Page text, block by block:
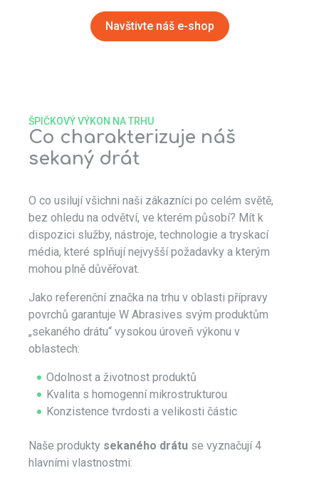
Navštivte náš e-shop
Co charakterizuje náš
sekaný drát
ŠPIČKOVÝ VÝKON NA TRHU
O co usilují všichni naši zákazníci po celém světě,
bez ohledu na odvětví, ve kterém působí? Mít k
dispozici služby, nástroje, technologie a tryskací
média, které splňují nejvyšší požadavky a kterým
mohou plně důvěřovat.
Jako referenční značka na trhu v oblasti přípravy
povrchů garantuje W Abrasives svým produktům
„sekaného drátu“ vysokou úroveň výkonu v
oblastech:
Odolnost a životnost produktů
Kvalita s homogenní mikrostrukturou
Konzistence tvrdosti a velikosti částic
Naše produkty sekaného drátu se vyznačují 4
hlavními vlastnostmi: